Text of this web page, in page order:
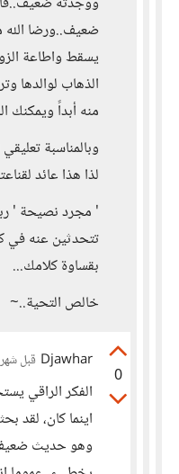
ضعيف..ورضا الله
يسقط واطاعة
الذهاب لوالدها
منه أبداً
وبالمناسبة
لذا هذا عائد
' مجرد نصيحة '
تتحدثين عنه في
بقساوة كلامك...
خالص التحية..~
0
Djawhar قبل
الفكر الراقي
اينما كان، لقد
وهو حديث ضعيف